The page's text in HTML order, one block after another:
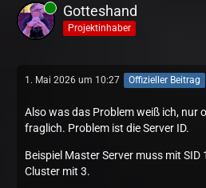
Gotteshand
Projektinhaber
1. Mai 2026 um 10:27 Offizieller Beitrag
Also was das Problem weiß ich, nur
fraglich. Problem ist die Server ID.
Beispiel Master Server muss mit
Cluster mit 3.